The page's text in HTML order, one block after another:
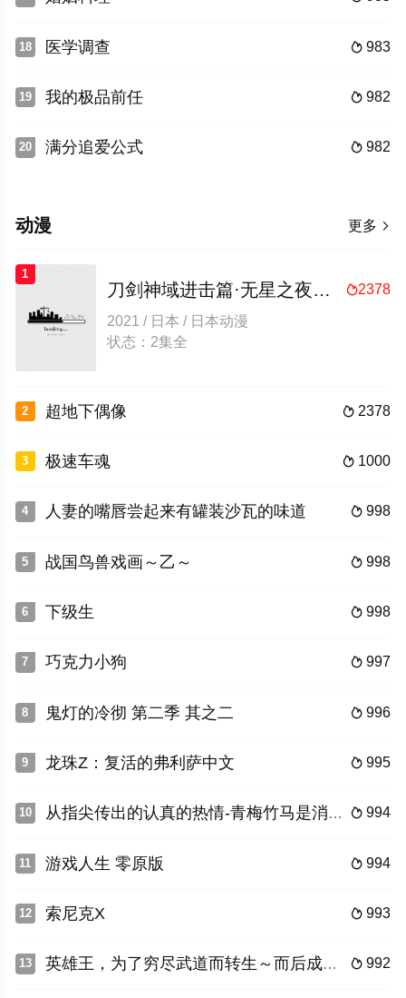
18  983
医学调查
19  982
我的极品前任
20  982
满分追爱公式
更多 
动漫
1
2378
刀剑神域进击篇·无星之夜的咏叹调
2021 / 日本 / 日本动漫
状态：2集全
2  2378
超地下偶像
3  1000
极速车魂
4  998
人妻的嘴唇尝起来有罐装沙瓦的味道
5  998
战国鸟兽戏画～乙～
6  998
下级生
7  997
巧克力小狗
8  996
鬼灯的冷彻 第二季 其之二
9  995
龙珠Z：复活的弗利萨中文
10  994
从指尖传出的认真的热情-青梅竹马是消防员-
11  994
游戏人生 零原版
12  993
索尼克X
13  992
英雄王，为了穷尽武道而转生～而后成为世界最强见习骑士♀～